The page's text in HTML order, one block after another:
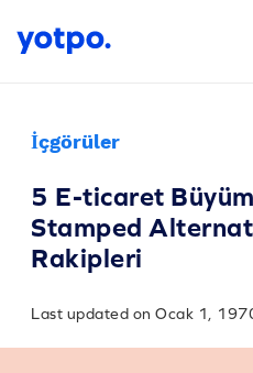
İçgörüler
5 E-ticaret
Stamped
Rakipleri
Last updated on Ocak 1,